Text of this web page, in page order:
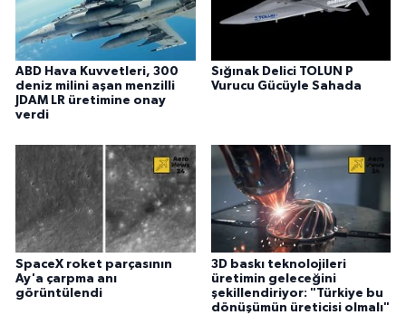
ABD Hava Kuvvetleri, 300
deniz milini aşan menzilli
JDAM LR üretimine onay
verdi
Sığınak Delici TOLUN P
Vurucu Gücüyle Sahada
SpaceX roket parçasının
Ay'a çarpma anı
görüntülendi
3D baskı teknolojileri
üretimin geleceğini
şekillendiriyor: "Türkiye bu
dönüşümün üreticisi olmalı"